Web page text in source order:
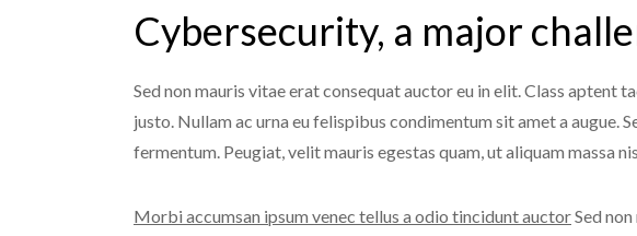
Cybersecurity, a major
Sed non mauris vitae erat consequat auctor eu in elit. Class
justo. Nullam ac urna eu felispibus condimentum sit amet a augue.
fermentum. Peugiat, velit mauris egestas quam, ut aliquam massa
Morbi accumsan ipsum venec tellus a odio tincidunt auctorSed